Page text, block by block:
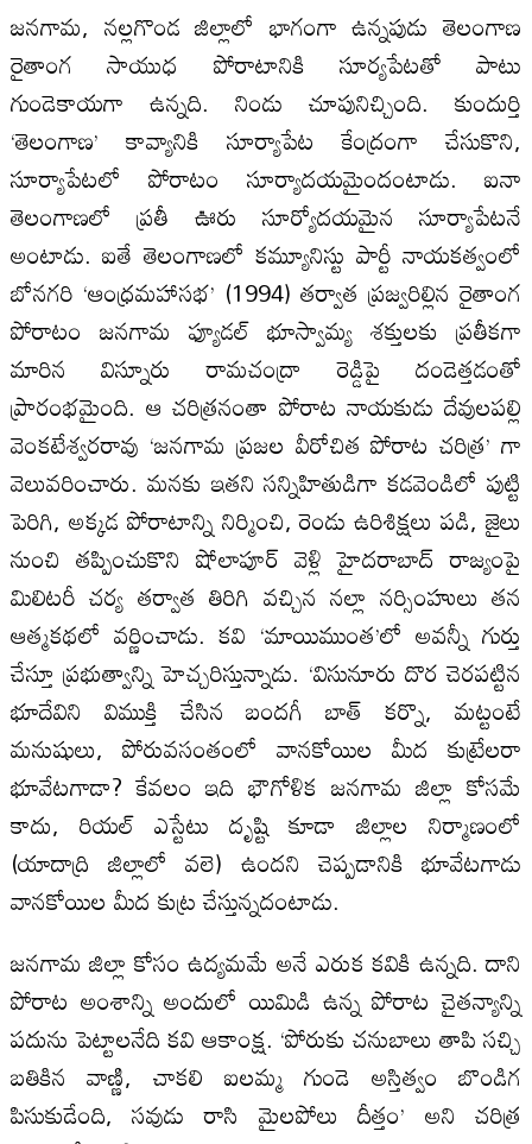
జనగామ, నల్లగొండ జిల్లాలో భాగంగా ఉన్నపుడు తెలంగాణ
రైతాంగ సాయుధ పోరాటానికి సూర్యపేటతో పాటు
గుండెకాయగా ఉన్నది. నిండు చూపునిచ్చింది. కుందుర్తి
‘తెలంగాణ’ కావ్యానికి సూర్యాపేట కేంద్రంగా చేసుకొని,
సూర్యాపేటలో పోరాటం సూర్యాదయమైందంటాడు. ఐనా
తెలంగాణలో ప్రతీ ఊరు సూర్యోదయమైన సూర్యాపేటనే
అంటాడు. ఐతే తెలంగాణలో కమ్యూనిస్టు పార్టీ నాయకత్వంలో
బోనగరి ‘ఆంధ్రమహాసభ’ (1994) తర్వాత ప్రజ్వరిల్లిన రైతాంగ
పోరాటం జనగామ ఫ్యూడల్ భూస్వామ్య శక్తులకు ప్రతీకగా
మారిన విస్నూరు రామచంద్రా రెడ్డిపై దండెత్తడంతో
ప్రారంభమైంది. ఆ చరిత్రనంతా పోరాట నాయకుడు దేవులపల్లి
వెంకటేశ్వరరావు ‘జనగామ ప్రజల వీరోచిత పోరాట చరిత్ర’ గా
వెలువరించారు. మనకు ఇతని సన్నిహితుడిగా కడవెండిలో పుట్టి
పెరిగి, అక్కడ పోరాటాన్ని నిర్మించి, రెండు ఉరిశిక్షలు పడి, జైలు
నుంచి తప్పించుకొని షోలాపూర్ వెళ్లి హైదరాబాద్ రాజ్యంపై
మిలిటరీ చర్య తర్వాత తిరిగి వచ్చిన నల్లా నర్సింహులు తన
ఆత్మకథలో వర్ణించాడు. కవి ‘మాయిముంత’లో అవన్నీ గుర్తు
చేస్తూ ప్రభుత్వాన్ని హెచ్చరిస్తున్నాడు. ‘విసునూరు దొర చెరపట్టిన
భూదేవిని విముక్తి చేసిన బందగీ బాత్ కర్నొ, మట్టంటే
మనుషులు, పోరువసంతంలో వానకోయిల మీద కుట్రేలరా
భూవేటగాడా? కేవలం ఇది భౌగోళిక జనగామ జిల్లా కోసమే
కాదు, రియల్ ఎస్టేటు దృష్టి కూడా జిల్లాల నిర్మాణంలో
(యాదాద్రి జిల్లాలో వలె) ఉందని చెప్పడానికి భూవేటగాడు
వానకోయిల మీద కుట్ర చేస్తున్నదంటాడు.
జనగామ జిల్లా కోసం ఉద్యమమే అనే ఎరుక కవికి ఉన్నది. దాని
పోరాట అంశాన్ని అందులో యిమిడి ఉన్న పోరాట చైతన్యాన్ని
పదును పెట్టాలనేది కవి ఆకాంక్ష. ‘పోరుకు చనుబాలు తాపి సచ్చి
బతికిన వాణ్ణి, చాకలి ఐలమ్మ గుండె అస్తిత్వం బొండిగ
పిసుకుడేంది, సవుడు రాసి మైలపోలు దీత్తం’ అని చరిత్ర